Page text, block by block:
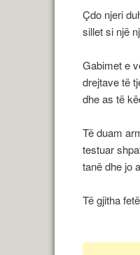
Çdo njeri
sillet si një
Gabimet e
drejtave të
dhe as të
Të duam
testuar
tanë dhe jo
Të gjitha